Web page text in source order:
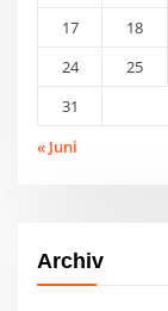
17
18
24
25
31
« Juni
Archiv